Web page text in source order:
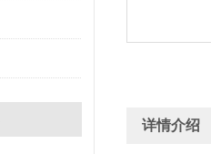
详情介绍